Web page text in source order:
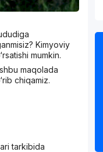
Kimyoviy
mumkin.
maqolada
chiqamiz.
tarkibida